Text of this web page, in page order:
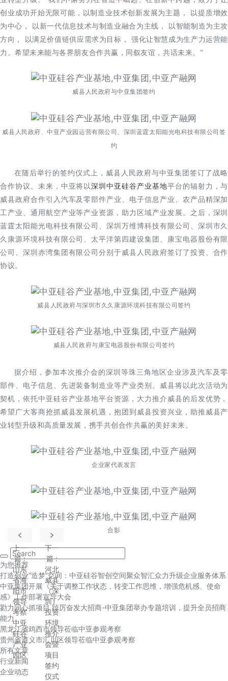
创业成功开始无限可能，以制造业技术创新发展为主题， 以提质增效
为中心， 以新一代信息技术与制造业融合为主线， 以智能制造为主攻
方向， 以满足价值链供应需求为目标， 强化让智慧成为生产力运营能
力。希望未来能与各界朋友合作共赢，同叙友谊，共话未来。”
威县人民政府与中亚集团签约
威县人民政府、中亚产业园运营有限公司、深圳蓝霆太阳能光电科技有限公司签
约
在随后举行的签约仪式上，威县人民政府与中亚集团签订了战略
合作协议。未来，中亚将以深圳中亚硅谷产业基地平台的辐射力，与
威县政府合作引入汽车及零部件产业、电子信息产业、农产品精深加
工产业、通用航空产业等产业资源，助力区域产业发展。之后，深圳
蓝霆太阳能光电科技有限公司、深圳万维博科技有限公司、深圳市久
久康源环境科技有限公司、太平洋第四建设集团、康宝电器股份有限
公司、深圳赤湾集团有限公司分别于威县人民政府签订了投资、合作
协议。
威县人民政府与深圳市久久康源环境科技有限公司签约
威县人民政府与康宝电器股份有限公司签约
据介绍，参加本次推介会的深圳等珠三角地区企业涉及汽车及零
部件、电子信息、先进装备制造业等产业类别。威县将以此次活动为
契机，依托中亚硅谷产业基地平台资源，大力推介威县的后发优势，
希望广大客商抢抓威县发展机遇，抱团到威县投资兴业，助推威县产
业转型升级和高质量发展，携手共创合作共赢的美好未来。
企业家代表发言
合影
上一
篇:
山东
省海
阳市
领导
考察
中亚
硅谷
产业
园区
下一
篇:
河北
威县
（深
圳）
投资
环境
推介
会暨
项目
签约
仪式
为您推荐
打造创业“造梦”空间：中亚硅谷智创空间聚众智汇众力升级企业服务体系
中亚集团开展《关于调整工作状态，转变工作思维，增强危机感、使命
感》工作部署宣导大会
勠力同心抓项目 踔厉奋发大招商-中亚集团举办专题培训，提升全员招商
能力
黑龙江省鸡西市领导莅临中亚参观考察
贵州省遵义市汇川区领导莅临中亚参观考察
所有文章
行业新闻
企业动态